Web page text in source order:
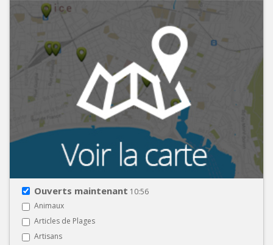
Ouverts maintenant 10:56
Animaux
Articles de Plages
Artisans